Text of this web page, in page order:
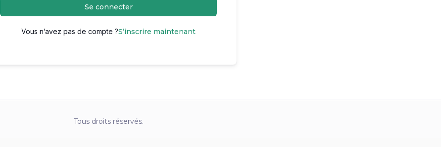
Se connecter
Vous n’avez pas de compte ?S’inscrire maintenant
Tous droits réservés.